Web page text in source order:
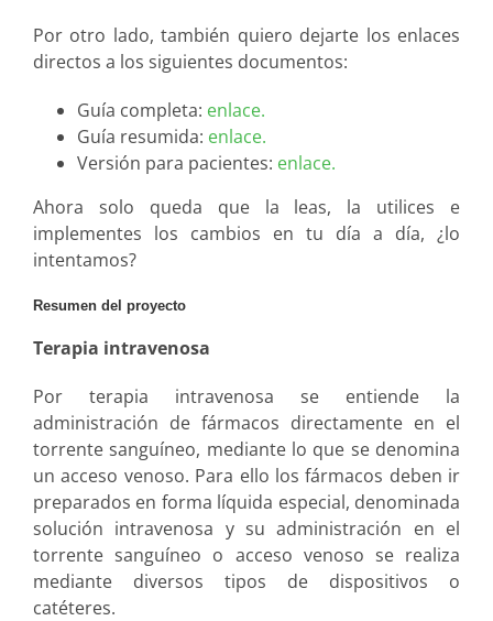
Por otro lado, también quiero dejarte los enlaces
directos a los siguientes documentos:
Guía completa: enlace.
Guía resumida: enlace.
Versión para pacientes: enlace.
Ahora solo queda que la leas, la utilices e
implementes los cambios en tu día a día, ¿lo
intentamos?
Resumen del proyecto
Terapia intravenosa
Por terapia intravenosa se entiende la
administración de fármacos directamente en el
torrente sanguíneo, mediante lo que se denomina
un acceso venoso. Para ello los fármacos deben ir
preparados en forma líquida especial, denominada
solución intravenosa y su administración en el
torrente sanguíneo o acceso venoso se realiza
mediante diversos tipos de dispositivos o
catéteres.